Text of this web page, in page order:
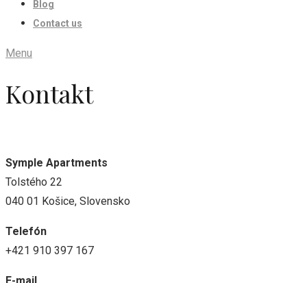
Blog
Contact us
Menu
Kontakt
Symple Apartments
Tolstého 22
040 01 Košice, Slovensko
Telefón
+421 910 397 167